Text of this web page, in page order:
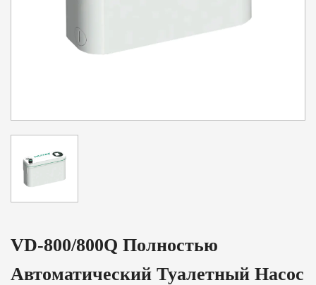
VD-800/800Q Полностью
Автоматический Туалетный Насос